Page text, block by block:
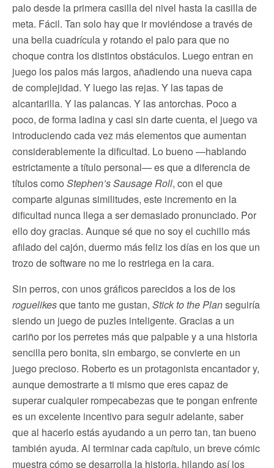
palo desde la primera casilla del nivel hasta la casilla de
meta. Fácil. Tan solo hay que ir moviéndose a través de
una bella cuadrícula y rotando el palo para que no
choque contra los distintos obstáculos. Luego entran en
juego los palos más largos, añadiendo una nueva capa
de complejidad. Y luego las rejas. Y las tapas de
alcantarilla. Y las palancas. Y las antorchas. Poco a
poco, de forma ladina y casi sin darte cuenta, el juego va
introduciendo cada vez más elementos que aumentan
considerablemente la dificultad. Lo bueno —hablando
estrictamente a título personal— es que a diferencia de
títulos como Stephen’s Sausage Roll, con el que
comparte algunas similitudes, este incremento en la
dificultad nunca llega a ser demasiado pronunciado. Por
ello doy gracias. Aunque sé que no soy el cuchillo más
afilado del cajón, duermo más feliz los días en los que un
trozo de software no me lo restriega en la cara.
Sin perros, con unos gráficos parecidos a los de los
roguelikesque tanto me gustan, Stick to the Planseguiría
siendo un juego de puzles inteligente. Gracias a un
cariño por los perretes más que palpable y a una historia
sencilla pero bonita, sin embargo, se convierte en un
juego precioso. Roberto es un protagonista encantador y,
aunque demostrarte a ti mismo que eres capaz de
superar cualquier rompecabezas que te pongan enfrente
es un excelente incentivo para seguir adelante, saber
que al hacerlo estás ayudando a un perro tan, tan bueno
también ayuda. Al terminar cada capítulo, un breve cómic
muestra cómo se desarrolla la historia, hilando así los